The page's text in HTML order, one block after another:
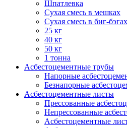
Шпатлевка
Сухая смесь в мешках
Сухая смесь в биг-бэгах
25 кг
40 кг
50 кг
1 тонна
Асбестоцементные трубы
Напорные
Безнапорные
Асбестоцементные листы
Прессованные
Непрессованные
Асбестоцементные